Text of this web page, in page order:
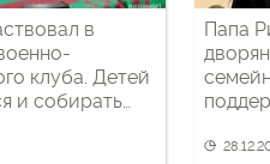
в
клуба. Детей
и собирать
Папа